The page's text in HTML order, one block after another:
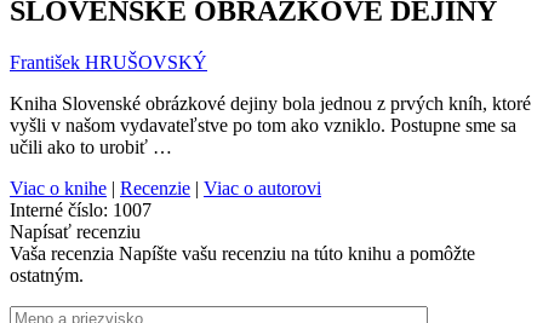
SLOVENSKÉ OBRÁZKOVÉ DEJINY
František HRUŠOVSKÝ
Kniha Slovenské obrázkové dejiny bola jednou z prvých kníh, ktoré
vyšli v našom vydavateľstve po tom ako vzniklo. Postupne sme sa
učili ako to urobiť …
Viac o knihe | Recenzie | Viac o autorovi
Interné číslo: 1007
Napísať recenziu
Vaša recenzia Napíšte vašu recenziu na túto knihu a pomôžte
ostatným.